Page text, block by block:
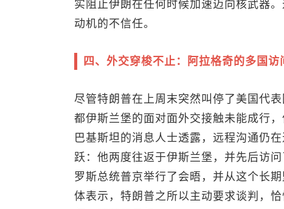
实阻止伊朗在任何时候加速迈向核武器
动机的不信任。
四、外交穿梭不止：阿拉格奇的多国访
尽管特朗普在上周末突然叫停了美国代
都伊斯兰堡的面对面外交接触未能成行
巴基斯坦的消息人士透露，远程沟通仍
跃：他两度往返于伊斯兰堡，并先后访
罗斯总统普京举行了会晤，并从这个长
体表示，特朗普之所以主动要求谈判，